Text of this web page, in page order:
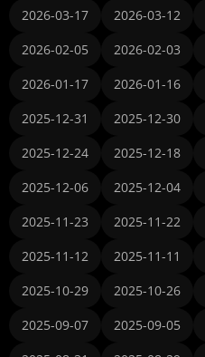
2026-03-17
2026-03-12
2026-02-05
2026-02-03
2026-01-17
2026-01-16
2025-12-31
2025-12-30
2025-12-24
2025-12-18
2025-12-06
2025-12-04
2025-11-23
2025-11-22
2025-11-12
2025-11-11
2025-10-29
2025-10-26
2025-09-07
2025-09-05